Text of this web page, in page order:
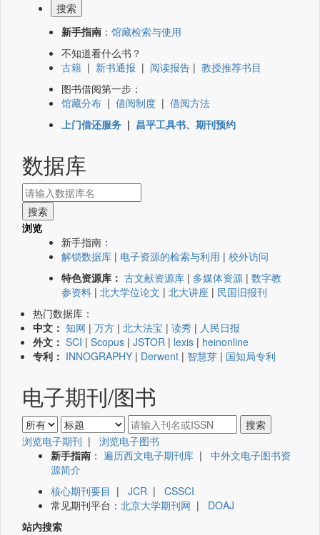
新手指南 ： 馆藏检索与使用
不知道看什么书？
古籍 | 新书通报 | 阅读报告 | 教授推荐书目
图书借阅第一步：
馆藏分布 | 借阅制度 | 借阅方法
上门借还服务 | 昌平工具书、期刊预约
数据库
浏览
新手指南：
解锁数据库 | 电子资源的检索与利用 | 校外访问
特色资源库： 古文献资源库 | 多媒体资源 | 数字教
参资料 | 北大学位论文 | 北大讲座 | 民国旧报刊
热门数据库：
中文： 知网 | 万方 | 北大法宝 | 读秀 | 人民日报
外文： SCI | Scopus | JSTOR | lexis | heinonline
专利： INNOGRAPHY | Derwent | 智慧芽 | 国知局专利
电子期刊/图书
浏览电子期刊 | 浏览电子图书
新手指南 ： 遍历西文电子期刊库 | 中外文电子图书资
源简介
核心期刊要目 | JCR | CSSCI
常见期刊平台： 北京大学期刊网 | DOAJ
站内搜索